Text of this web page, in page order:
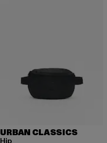
URBAN CLASSICS